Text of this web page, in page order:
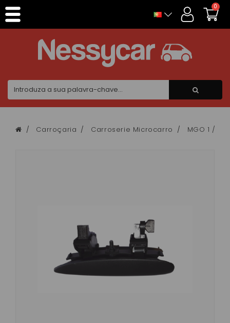
0
Carroçaria Carroserie Microcarro MGO 1 / 2
Painel de Gerenciamento de Cookies